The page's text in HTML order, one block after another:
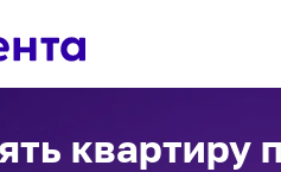
квартиру